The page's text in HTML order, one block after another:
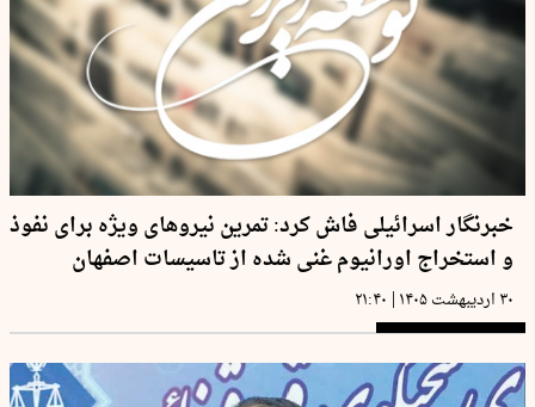
خبرنگار اسرائیلی فاش کرد: تمرین نیروهای ویژه برای نفوذ
و استخراج اورانیوم غنی شده از تاسیسات اصفهان
۳۰ اردیبهشت ۱۴۰۵ | ۲۱:۴۰